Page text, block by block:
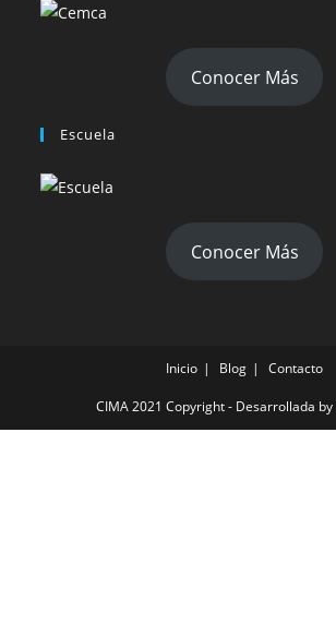
Conocer Más
Escuela
Conocer Más
Inicio Blog Contacto
CIMA 2021 Copyright - Desarrollada by